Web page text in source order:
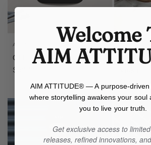
AIM ATTITUDE
CÉL | Napellenző
$30.00
AIM ATTITUDE
AIM
$26.00
Welcome
AIM
AIM ATTITUDE® — A purpose-driven
where storytelling awakens your soul
you to live your truth.
Get exclusive access to
releases, refined innovations,